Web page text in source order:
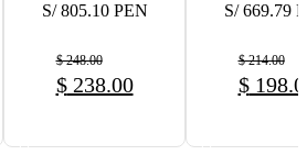
$248.00
$238.00
S/ 805.10 PEN
$214.00
$
S/ 669.79